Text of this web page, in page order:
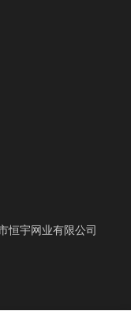
恒宇网业有限公司